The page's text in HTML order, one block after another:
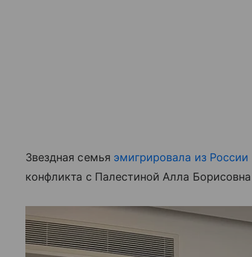
Звездная семья эмигрировала из России
конфликта с Палестиной Алла